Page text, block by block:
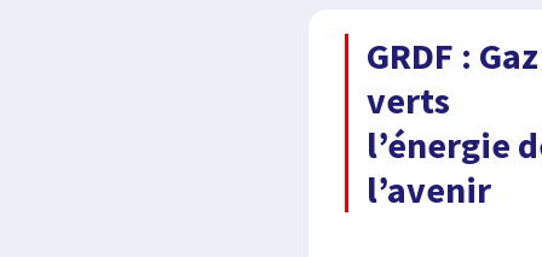
GRDF : Gaz
verts
l’énergie
l’avenir